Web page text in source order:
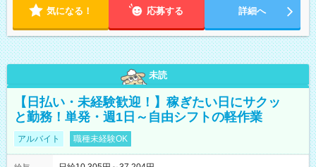
気になる！ 応募する 詳細へ
未読
【日払い・未経験歓迎！】稼ぎたい日にサクッ
と勤務！単発・週1日～自由シフトの軽作業
アルバイト 職種未経験OK